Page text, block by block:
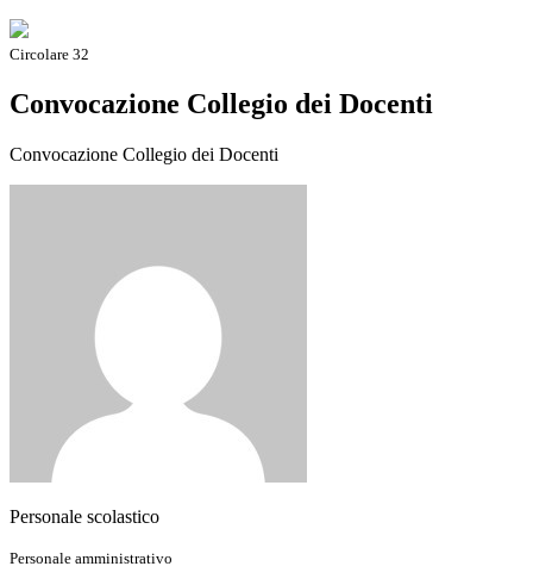
Circolare 32
Convocazione Collegio dei Docenti
Convocazione Collegio dei Docenti
Personale scolastico
Personale amministrativo